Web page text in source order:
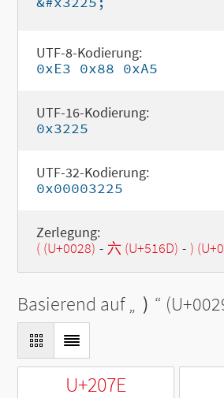
UTF-8-Kodierung:
0xE3 0x88 0xA5
UTF-16-Kodierung:
0x3225
UTF-32-Kodierung:
0x00003225
Zerlegung:
( (U+0028) - 六 (U+516D) - )
Basierend auf „ ) “
U+207E